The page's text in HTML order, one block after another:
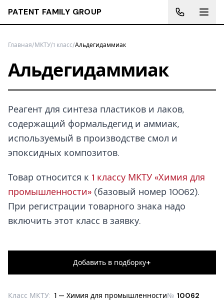
PATENT FAMILY GROUP
Главная/МКТУ/1 класс/Альдегидаммиак
Альдегидаммиак
Реагент для синтеза пластиков и лаков,
содержащий формальдегид и аммиак,
используемый в производстве смол и
эпоксидных композитов.
Товар относится к 1 классу МКТУ «Химия для
промышленности» (базовый номер 10062).
При регистрации товарного знака надо
включить этот класс в заявку.
Добавить в подборку+
Класс МКТУ: 1 — Химия для промышленности№ 10062